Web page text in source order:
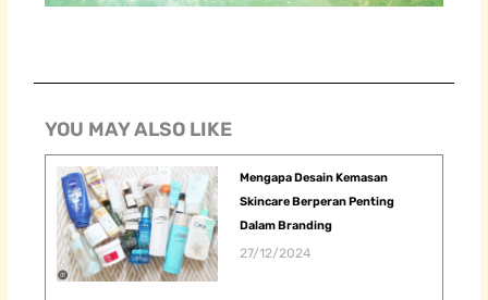
YOU MAY ALSO LIKE
Mengapa Desain Kemasan
Skincare Berperan Penting
Dalam Branding
27/12/2024